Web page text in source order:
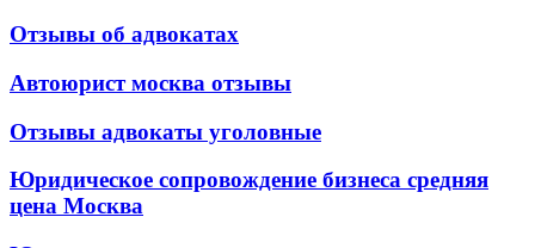
Отзывы об адвокатах
Автоюрист москва отзывы
Отзывы адвокаты уголовные
Юридическое сопровождение бизнеса средняя
цена Москва